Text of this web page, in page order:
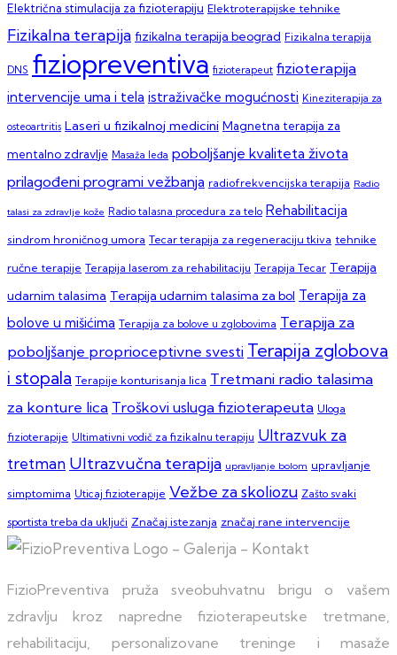
Električna stimulacija za fizioterapiju Elektroterapijske tehnike
Fizikalna terapija fizikalna terapija beograd Fizikalna terapija
DNS fiziopreventiva fizioterapeut fizioterapija
intervencije uma i tela istraživačke mogućnosti Kineziterapija za
osteoartritis Laseri u fizikalnoj medicini Magnetna terapija za
mentalno zdravlje Masaža leđa poboljšanje kvaliteta života
prilagođeni programi vežbanja radiofrekvencijska terapija Radio
talasi za zdravlje kože Radio talasna procedura za telo Rehabilitacija
sindrom hroničnog umora Tecar terapija za regeneraciju tkiva tehnike
ručne terapije Terapija laserom za rehabilitaciju Terapija Tecar Terapija
udarnim talasima Terapija udarnim talasima za bol Terapija za
bolove u mišićima Terapija za bolove u zglobovima Terapija za
poboljšanje proprioceptivne svesti Terapija zglobova
i stopala Terapije konturisanja lica Tretmani radio talasima
za konture lica Troškovi usluga fizioterapeuta Uloga
fizioterapije Ultimativni vodič za fizikalnu terapiju Ultrazvuk za
tretman Ultrazvučna terapija upravljanje bolom upravljanje
simptomima Uticaj fizioterapije Vežbe za skoliozu Zašto svaki
sportista treba da uključi Značaj istezanja značaj rane intervencije
FizioPreventiva pruža sveobuhvatnu brigu o vašem
zdravlju kroz napredne fizioterapeutske tretmane,
rehabilitaciju, personalizovane treninge i masaže